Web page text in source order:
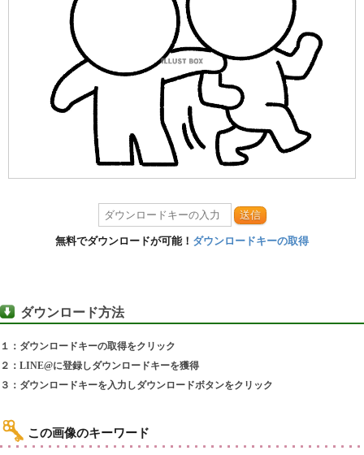
送信
無料でダウンロードが可能！ ダウンロードキーの取得
ダウンロード方法
１：ダウンロードキーの取得をクリック
２：LINE@に登録しダウンロードキーを獲得
３：ダウンロードキーを入力しダウンロードボタンをクリック
この画像のキーワード